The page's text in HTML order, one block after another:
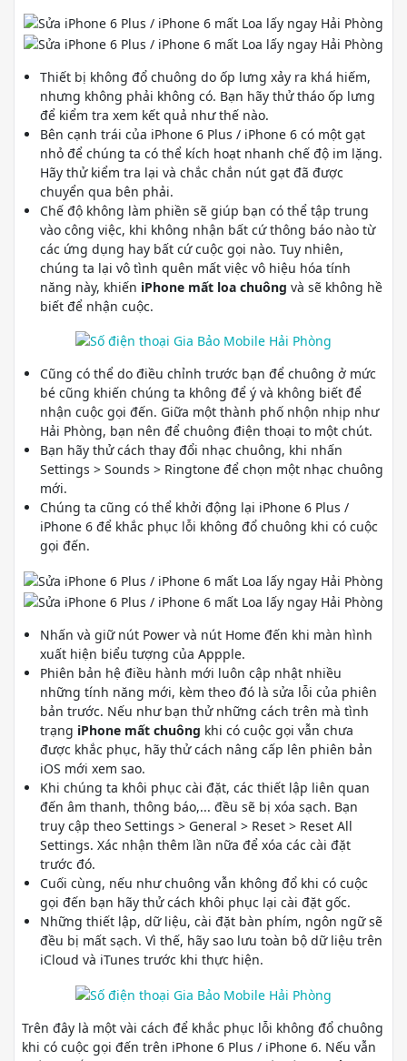
Thiết bị không đổ chuông do ốp lưng xảy ra khá hiếm,
nhưng không phải không có. Bạn hãy thử tháo ốp lưng
để kiểm tra xem kết quả như thế nào.
Bên cạnh trái của iPhone 6 Plus / iPhone 6 có một gạt
nhỏ để chúng ta có thể kích hoạt nhanh chế độ im lặng.
Hãy thử kiểm tra lại và chắc chắn nút gạt đã được
chuyển qua bên phải.
Chế độ không làm phiền sẽ giúp bạn có thể tập trung
vào công việc, khi không nhận bất cứ thông báo nào từ
các ứng dụng hay bất cứ cuộc gọi nào. Tuy nhiên,
chúng ta lại vô tình quên mất việc vô hiệu hóa tính
năng này, khiến iPhone mất loa chuông và sẽ không hề
biết để nhận cuộc.
Cũng có thể do điều chỉnh trước bạn để chuông ở mức
bé cũng khiến chúng ta không để ý và không biết để
nhận cuộc gọi đến. Giữa một thành phố nhộn nhịp như
Hải Phòng, bạn nên để chuông điện thoại to một chút.
Bạn hãy thử cách thay đổi nhạc chuông, khi nhấn
Settings > Sounds > Ringtone để chọn một nhạc chuông
mới.
Chúng ta cũng có thể khởi động lại iPhone 6 Plus /
iPhone 6 để khắc phục lỗi không đổ chuông khi có cuộc
gọi đến.
Nhấn và giữ nút Power và nút Home đến khi màn hình
xuất hiện biểu tượng của Appple.
Phiên bản hệ điều hành mới luôn cập nhật nhiều
những tính năng mới, kèm theo đó là sửa lỗi của phiên
bản trước. Nếu như bạn thử những cách trên mà tình
trạng iPhone mất chuông khi có cuộc gọi vẫn chưa
được khắc phục, hãy thử cách nâng cấp lên phiên bản
iOS mới xem sao.
Khi chúng ta khôi phục cài đặt, các thiết lập liên quan
đến âm thanh, thông báo,... đều sẽ bị xóa sạch. Bạn
truy cập theo Settings > General > Reset > Reset All
Settings. Xác nhận thêm lần nữa để xóa các cài đặt
trước đó.
Cuối cùng, nếu như chuông vẫn không đổ khi có cuộc
gọi đến bạn hãy thử cách khôi phục lại cài đặt gốc.
Những thiết lập, dữ liệu, cài đặt bàn phím, ngôn ngữ sẽ
đều bị mất sạch. Vì thế, hãy sao lưu toàn bộ dữ liệu trên
iCloud và iTunes trước khi thực hiện.
Trên đây là một vài cách để khắc phục lỗi không đổ chuông
khi có cuộc gọi đến trên iPhone 6 Plus / iPhone 6. Nếu vẫn